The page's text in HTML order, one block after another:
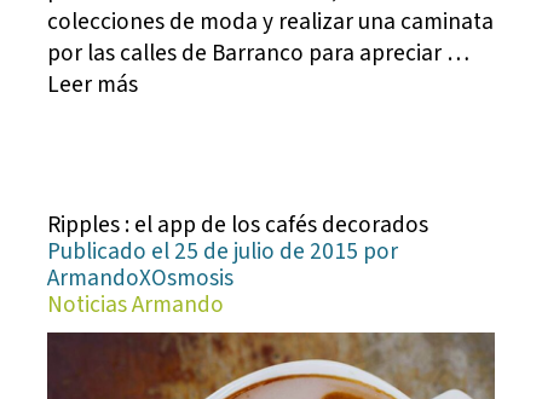
colecciones de moda y realizar una caminata
por las calles de Barranco para apreciar …
Leer más
Ripples : el app de los cafés decorados
Publicado el 25 de julio de 2015 por
ArmandoXOsmosis
Noticias Armando